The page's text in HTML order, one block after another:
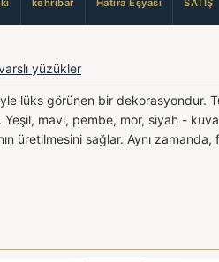
kehribar Hatıra Eşyası SATIŞ
yüzükler
lüks görünen bir dekorasyondur.
mavi, pembe, mor, siyah -
üretilmesini sağlar. Aynı